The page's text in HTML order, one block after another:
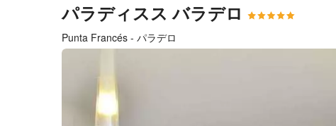
パラディスス バラデロ
Punta Francés - パラデロ